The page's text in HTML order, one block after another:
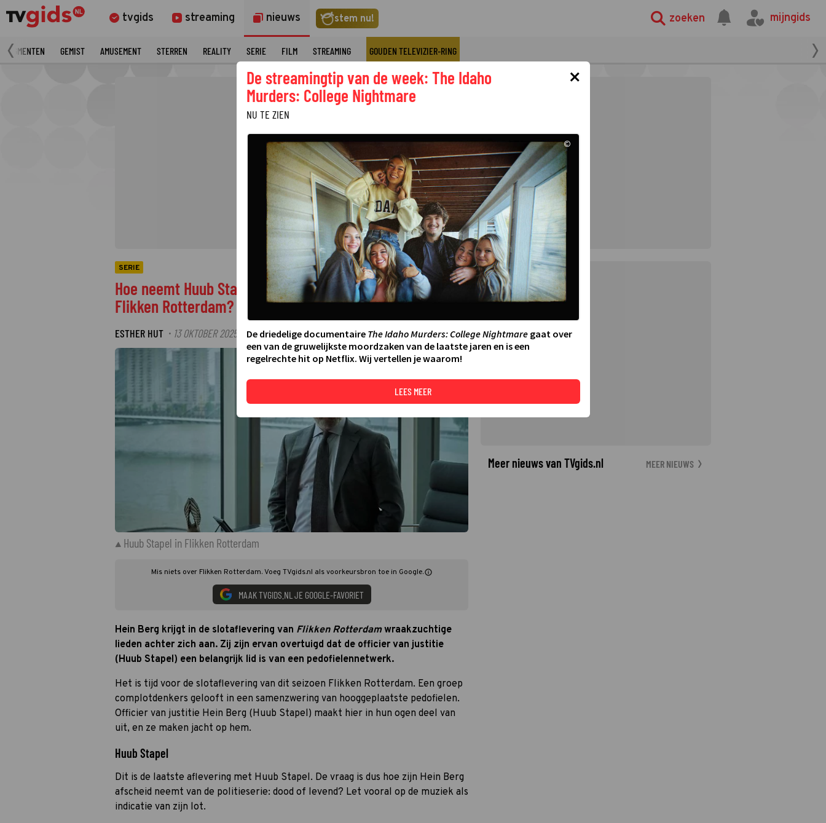
tvgids streaming nieuws stem nu! zoeken mijngids
GEMIST AMUSEMENT STERREN REALITY SERIE FILM STREAMING GOUDEN TELEVIZIER-RING
SERIE
Hoe neemt Huub Stapel afscheid in het seizoensslot van
Flikken Rotterdam?
ESTHER HUT · 13 OKTOBER 2025 10:45·LAATSTE UPDATE:24-10-25 15:34
©
Huub Stapel in Flikken Rotterdam
Mis niets over Flikken Rotterdam. Voeg TVgids.nl als voorkeursbron toe in Google.
MAAK TVGIDS.NL JE GOOGLE-FAVORIET
Hein Berg krijgt in de slotaflevering van Flikken Rotterdamwraakzuchtige
lieden achter zich aan. Zij zijn ervan overtuigd dat de officier van justitie
(Huub Stapel) een belangrijk lid is van een pedofielennetwerk.
Het is tijd voor de slotaflevering van dit seizoen Flikken Rotterdam. Een groep
complotdenkers gelooft in een samenzwering van hooggeplaatste pedofielen.
Officier van justitie Hein Berg (Huub Stapel) maakt hier in hun ogen deel van
uit, en ze maken jacht op hem.
Huub Stapel
Dit is de laatste aflevering met Huub Stapel. De vraag is dus hoe zijn Hein Berg
afscheid neemt van de politieserie: dood of levend? Let vooral op de muziek als
indicatie van zijn lot.
Meer nieuws van TVgids.nl MEER NIEUWS
×
De streamingtip van de week: The Idaho
Murders: College Nightmare
NU TE ZIEN
©
De driedelige documentaire The Idaho Murders: College Nightmaregaat over
een van de gruwelijkste moordzaken van de laatste jaren en is een
regelrechte hit op Netflix. Wij vertellen je waarom!
LEES MEER